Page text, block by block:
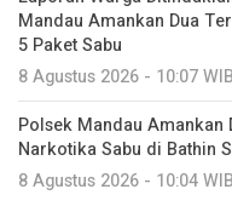
Mandau Amankan Dua
5 Paket Sabu
8 Agustus 2026 - 10:07 WIB
Polsek Mandau Amankan
Narkotika Sabu di Bathin
8 Agustus 2026 - 10:04 WIB